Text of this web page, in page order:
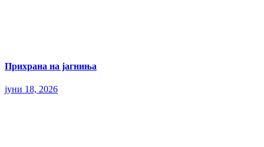
Прихрана на јагниња
јуни 18, 2026